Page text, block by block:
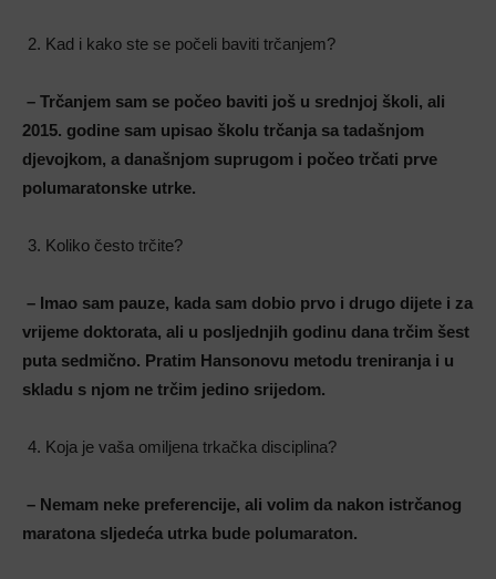
Kad i kako ste se počeli baviti trčanjem?
– Trčanjem sam se počeo baviti još u srednjoj školi, ali
2015. godine sam upisao školu trčanja sa tadašnjom
djevojkom, a današnjom suprugom i počeo trčati prve
polumaratonske utrke.
Koliko često trčite?
– Imao sam pauze, kada sam dobio prvo i drugo dijete i za
vrijeme doktorata, ali u posljednjih godinu dana trčim šest
puta sedmično. Pratim Hansonovu metodu treniranja i u
skladu s njom ne trčim jedino srijedom.
Koja je vaša omiljena trkačka disciplina?
– Nemam neke preferencije, ali volim da nakon istrčanog
maratona sljedeća utrka bude polumaraton.